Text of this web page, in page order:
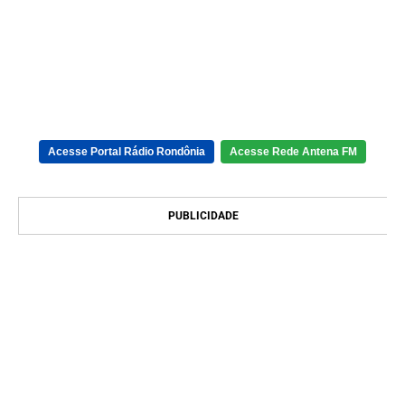
Acesse Portal Rádio Rondônia Acesse Rede Antena FM
PUBLICIDADE